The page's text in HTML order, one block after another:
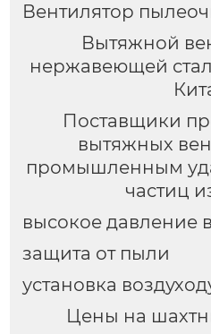
Вентилятор
Вытяжной
нержавеющей
Поставщики
вытяжных
промышленным
частиц
высокое давление
защита от пыли
установка
Цены на